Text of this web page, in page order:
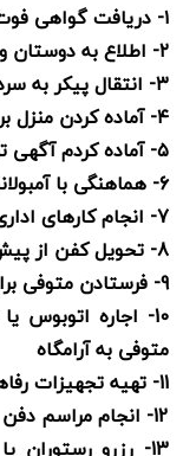
۱- دریافت گواهی
۲- اطلاع به
۳- انتقال پیکر به
۴- آماده کردن منزل
۵- آماده کردم آگهی ترحیم برای اطلاع رسانی
6- هماهنگی با
7- انجام کارهای
8- تحویل کفن از
9- فرستادن متوفی
10- اجاره اتوبوس
متوفی به آرامگاه
11- تهیه تجهیزات
12- انجام
مراسم دفن
13- رزرو رستوران